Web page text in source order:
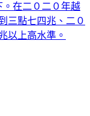
在二０二０年越
三點七四兆、二０
以上高水準。